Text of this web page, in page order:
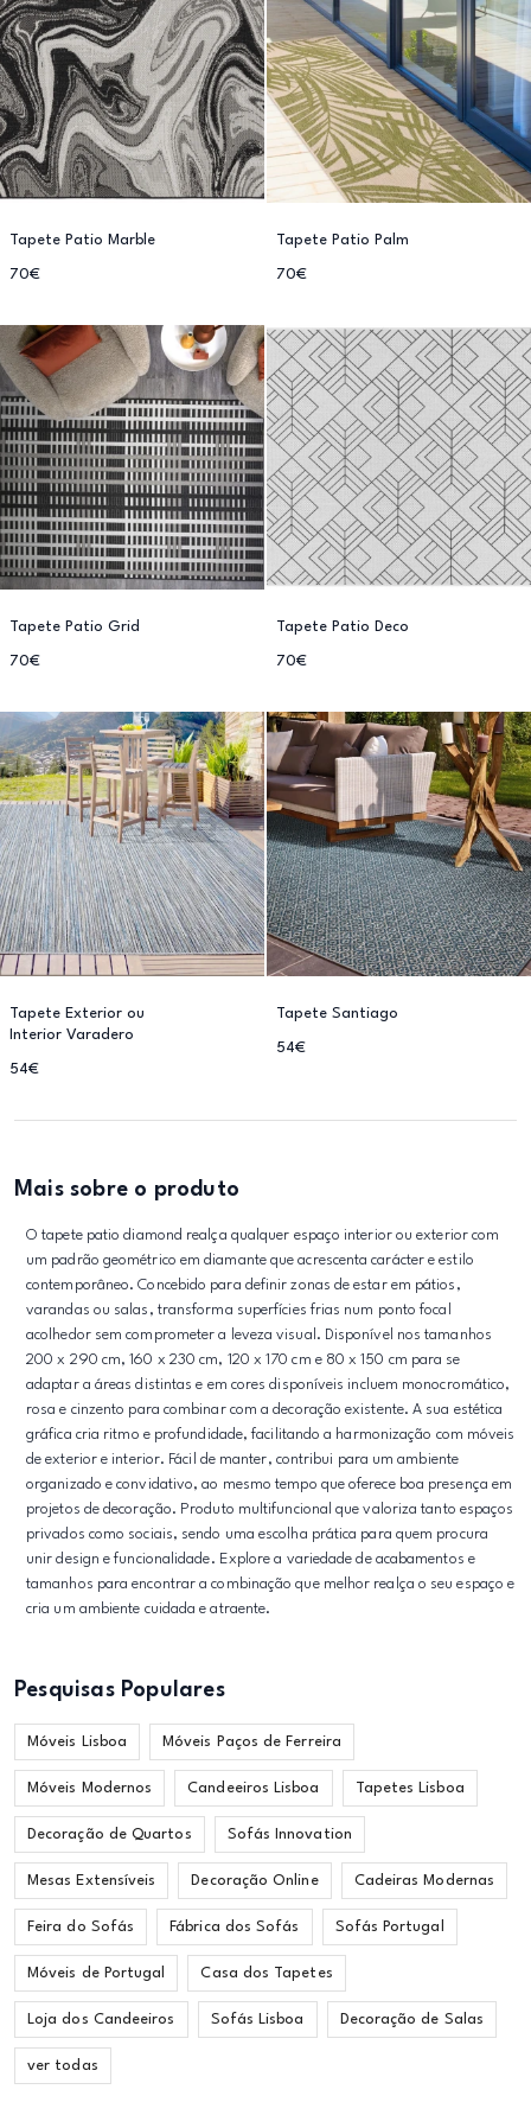
Tapete Patio Marble
70€
Tapete Patio Palm
70€
Tapete Patio Grid
70€
Tapete Patio Deco
70€
Tapete Exterior ou
Interior Varadero
54€
Tapete Santiago
54€
Mais sobre o produto
O tapete patio diamond realça qualquer espaço interior ou exterior com
um padrão geométrico em diamante que acrescenta carácter e estilo
contemporâneo. Concebido para definir zonas de estar em pátios,
varandas ou salas, transforma superfícies frias num ponto focal
acolhedor sem comprometer a leveza visual. Disponível nos tamanhos
200 x 290 cm, 160 x 230 cm, 120 x 170 cm e 80 x 150 cm para se
adaptar a áreas distintas e em cores disponíveis incluem monocromático,
rosa e cinzento para combinar com a decoração existente. A sua estética
gráfica cria ritmo e profundidade, facilitando a harmonização com móveis
de exterior e interior. Fácil de manter, contribui para um ambiente
organizado e convidativo, ao mesmo tempo que oferece boa presença em
projetos de decoração. Produto multifuncional que valoriza tanto espaços
privados como sociais, sendo uma escolha prática para quem procura
unir design e funcionalidade. Explore a variedade de acabamentos e
tamanhos para encontrar a combinação que melhor realça o seu espaço e
cria um ambiente cuidada e atraente.
Pesquisas Populares
Móveis Lisboa Móveis Paços de Ferreira
Móveis Modernos Candeeiros Lisboa Tapetes Lisboa
Decoração de Quartos Sofás Innovation
Mesas Extensíveis Decoração Online Cadeiras Modernas
Feira do Sofás Fábrica dos Sofás Sofás Portugal
Móveis de Portugal Casa dos Tapetes
Loja dos Candeeiros Sofás Lisboa Decoração de Salas
ver todas